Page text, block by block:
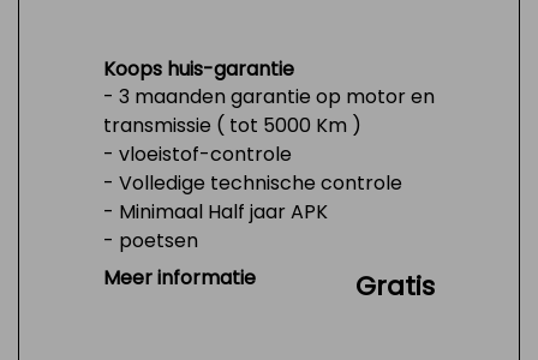
Koops huis-garantie
- 3 maanden garantie op motor en
transmissie ( tot 5000 Km )
- vloeistof-controle
- Volledige technische controle
- Minimaal Half jaar APK
- poetsen
- Tank 1/4 vol
Meer informatie Gratis